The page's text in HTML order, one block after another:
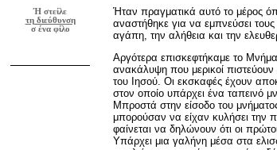
Ή στείλε
τη διεύθυνση
σ ένα φίλο
Ήταν πραγματικά αυτό το μέρος
αναστήθηκε για να εμπνεύσει
αγάπη, την αλήθεια και την
Αργότερα επισκεφτήκαμε το
ανακάλυψη που μερικοί
του Ιησού. Οι εκσκαφές έχουν
στον οποίο υπάρχει ένα
Μπροστά στην είσοδο του
μπορούσαν να είχαν κυλήσει την
φαίνεται να δηλώνουν ότι οι
Υπάρχει μια γαλήνη μέσα στα